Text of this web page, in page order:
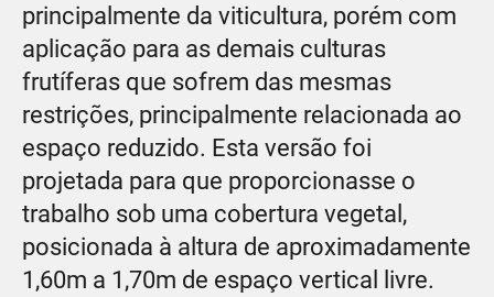
principalmente da viticultura, porém com
aplicação para as demais culturas
frutíferas que sofrem das mesmas
restrições, principalmente relacionada ao
espaço reduzido. Esta versão foi
projetada para que proporcionasse o
trabalho sob uma cobertura vegetal,
posicionada à altura de aproximadamente
1,60m a 1,70m de espaço vertical livre.